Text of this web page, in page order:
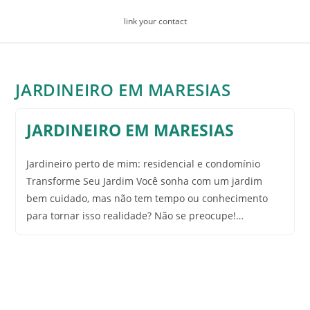
link your contact
JARDINEIRO EM MARESIAS
JARDINEIRO EM MARESIAS
Jardineiro perto de mim: residencial e condomínio
Transforme Seu Jardim Você sonha com um jardim
bem cuidado, mas não tem tempo ou conhecimento
para tornar isso realidade? Não se preocupe!…